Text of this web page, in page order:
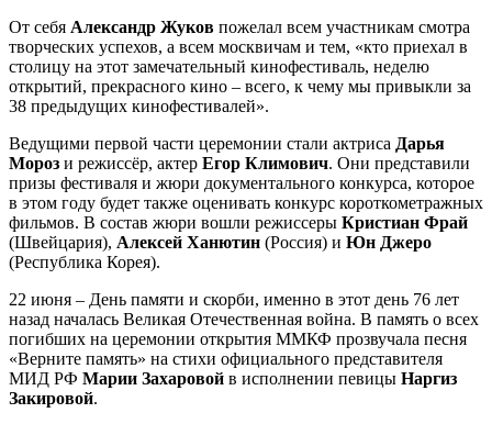
От себя Александр Жуков пожелал всем участникам смотра
творческих успехов, а всем москвичам и тем, «кто приехал в
столицу на этот замечательный кинофестиваль, неделю
открытий, прекрасного кино – всего, к чему мы привыкли за
38 предыдущих кинофестивалей».
Ведущими первой части церемонии стали актриса Дарья
Мороз и режиссёр, актер Егор Климович. Они представили
призы фестиваля и жюри документального конкурса, которое
в этом году будет также оценивать конкурс короткометражных
фильмов. В состав жюри вошли режиссеры Кристиан Фрай
(Швейцария), Алексей Ханютин (Россия) и Юн Джеро
(Республика Корея).
22 июня – День памяти и скорби, именно в этот день 76 лет
назад началась Великая Отечественная война. В память о всех
погибших на церемонии открытия ММКФ прозвучала песня
«Верните память» на стихи официального представителя
МИД РФ Марии Захаровой в исполнении певицы Наргиз
Закировой.